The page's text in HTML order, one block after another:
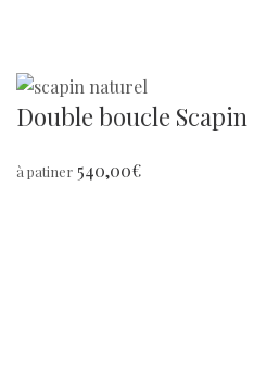
Double boucle Scapin
à patiner 540,00€